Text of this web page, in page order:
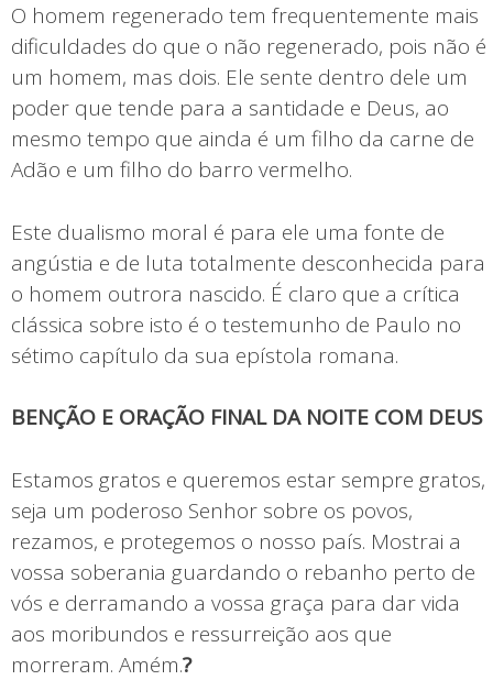
O homem regenerado tem frequentemente mais
dificuldades do que o não regenerado, pois não é
um homem, mas dois. Ele sente dentro dele um
poder que tende para a santidade e Deus, ao
mesmo tempo que ainda é um filho da carne de
Adão e um filho do barro vermelho.
Este dualismo moral é para ele uma fonte de
angústia e de luta totalmente desconhecida para
o homem outrora nascido. É claro que a crítica
clássica sobre isto é o testemunho de Paulo no
sétimo capítulo da sua epístola romana.
BENÇÃO E ORAÇÃO FINAL DA NOITE COM DEUS
Estamos gratos e queremos estar sempre gratos,
seja um poderoso Senhor sobre os povos,
rezamos, e protegemos o nosso país. Mostrai a
vossa soberania guardando o rebanho perto de
vós e derramando a vossa graça para dar vida
aos moribundos e ressurreição aos que
morreram. Amém.?